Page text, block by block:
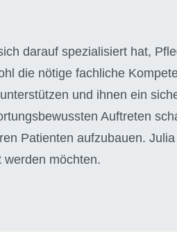
darauf spezialisiert hat,
die nötige fachliche
und ihnen ein
Auftreten
Patienten aufzubauen.
möchten.